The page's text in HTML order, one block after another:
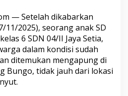
— Setelah dikabarkan
11/2025), seorang anak SD
6 SDN 04/II Jaya Setia,
dalam kondisi sudah
ditemukan mengapung di
Bungo, tidak jauh dari lokasi